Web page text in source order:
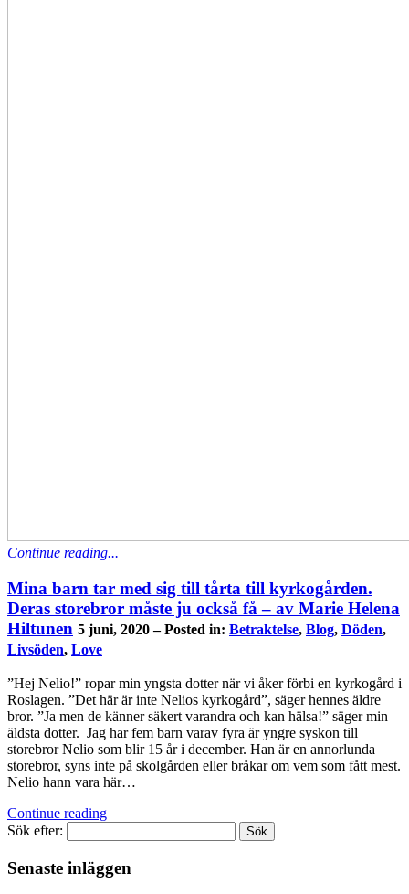
Continue reading...
Mina barn tar med sig till tårta till kyrkogården.
Deras storebror måste ju också få – av Marie Helena
Hiltunen 5 juni, 2020 – Posted in: Betraktelse, Blog, Döden,
Livsöden, Love
”Hej Nelio!” ropar min yngsta dotter när vi åker förbi en kyrkogård i
Roslagen. ”Det här är inte Nelios kyrkogård”, säger hennes äldre
bror. ”Ja men de känner säkert varandra och kan hälsa!” säger min
äldsta dotter. Jag har fem barn varav fyra är yngre syskon till
storebror Nelio som blir 15 år i december. Han är en annorlunda
storebror, syns inte på skolgården eller bråkar om vem som fått mest.
Nelio hann vara här…
Continue reading
Sök efter:
Senaste inläggen